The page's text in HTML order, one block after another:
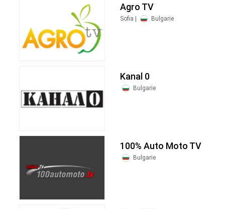
Agro TV
Sofia | Bulgarie
Kanal 0
Bulgarie
100% Auto Moto TV
Bulgarie